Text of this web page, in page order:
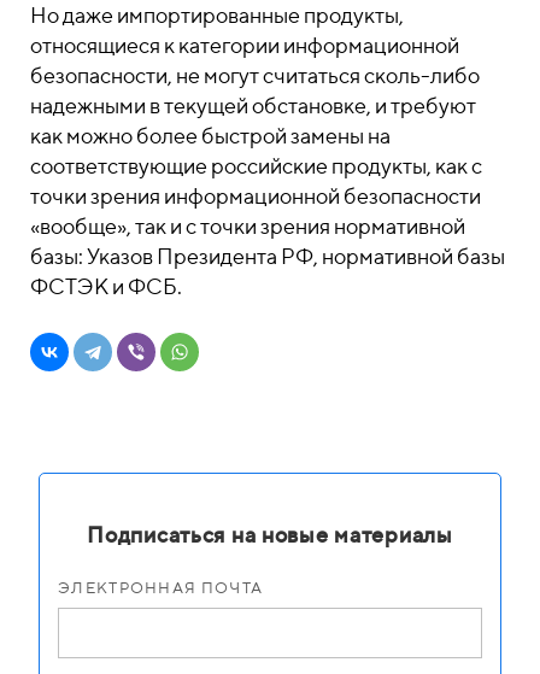
Но даже импортированные продукты,
относящиеся к категории информационной
безопасности, не могут считаться сколь-либо
надежными в текущей обстановке, и требуют
как можно более быстрой замены на
соответствующие российские продукты, как с
точки зрения информационной безопасности
«вообще», так и с точки зрения нормативной
базы: Указов Президента РФ, нормативной базы
ФСТЭК и ФСБ.
Подписаться на новые материалы
ЭЛЕКТРОННАЯ ПОЧТА